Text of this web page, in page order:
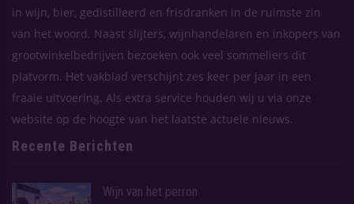
in wijn, bier, gedistilleerd en frisdranken in de ruimste zin
van het woord. Naast slijters, wijnhandelaren en inkopers van
grootwinkelbedrijven bezoeken ook veel sommeliers dit
platvorm. Het vakblad verschijnt zes keer per jaar in een
fraaie uitvoering. Als extra service houden wij u via onze
website op de hoogte van het laatste actuele nieuws.
Recente Berichten
Wijn van het perron